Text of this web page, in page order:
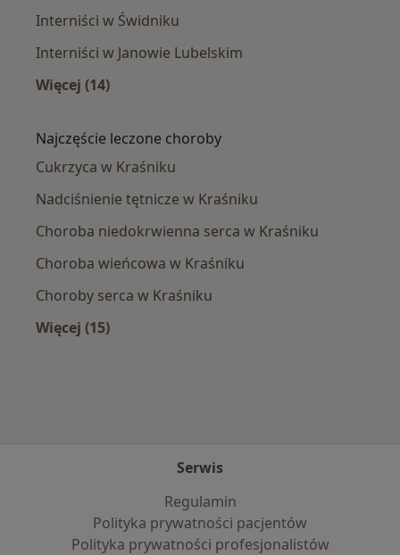
Interniści w Świdniku
Interniści w Janowie Lubelskim
Więcej (14)
Najczęście leczone choroby
Cukrzyca w Kraśniku
Nadciśnienie tętnicze w Kraśniku
Choroba niedokrwienna serca w Kraśniku
Choroba wieńcowa w Kraśniku
Choroby serca w Kraśniku
Więcej (15)
Serwis
Regulamin
Polityka prywatności pacjentów
Polityka prywatności profesjonalistów